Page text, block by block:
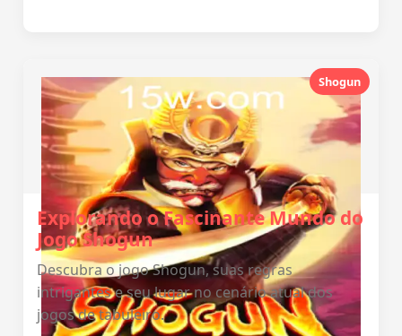
Shogun
Explorando o Fascinante Mundo do
Jogo Shogun
Descubra o jogo Shogun, suas regras
intrigantes e seu lugar no cenário atual dos
jogos de tabuleiro.